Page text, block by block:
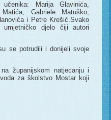
Marija Glavinića,
Gabriele Matuško,
i Petre Krešić.Svako
djelo čiji autori
se potrudili i donijeli svoje
županijskom natjecanju i
za školstvo Mostar koji